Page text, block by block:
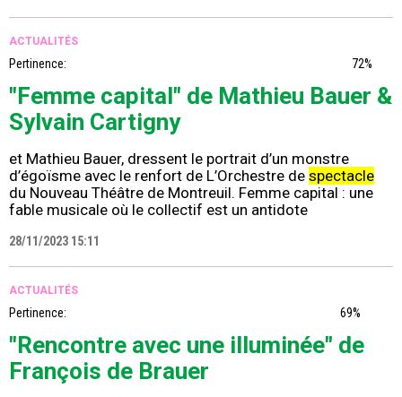
ACTUALITÉS
Pertinence: 72%
"Femme capital" de Mathieu Bauer &
Sylvain Cartigny
et Mathieu Bauer, dressent le portrait d’un monstre
d’égoïsme avec le renfort de L’Orchestre de spectacle
du Nouveau Théâtre de Montreuil. Femme capital : une
fable musicale où le collectif est un antidote
28/11/2023 15:11
ACTUALITÉS
Pertinence: 69%
"Rencontre avec une illuminée" de
François de Brauer